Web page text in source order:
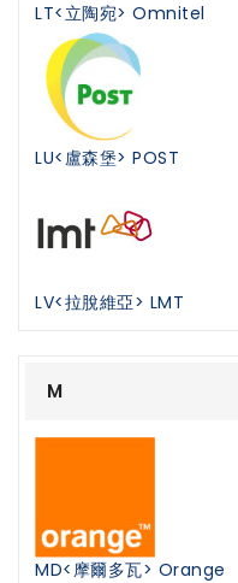
LT<立陶宛> Omnitel
LU<盧森堡> POST
LV<拉脫維亞> LMT
M
MD<摩爾多瓦> Orange